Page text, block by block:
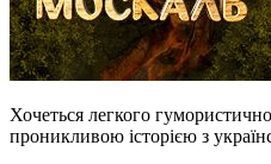
Хочеться легкого
проникливою історією з